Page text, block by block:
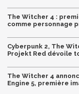
The Witcher 4 :
comme personnage
Cyberpunk 2, The
Projekt Red dévoile
The Witcher 4
Engine 5, première